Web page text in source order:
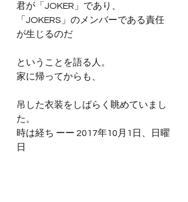
君が「JOKER」であり、
「JOKERS」のメンバーである責任
が生じるのだ
ということを語る人。
家に帰ってからも、
吊した衣装をしばらく眺めていまし
た。
時は経ち ーー 2017年10月1日、日曜
日